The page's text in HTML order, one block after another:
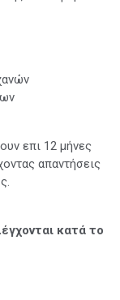
επι 12 μήνες
απαντήσεις
κατά το